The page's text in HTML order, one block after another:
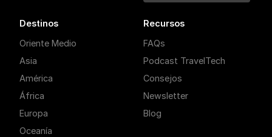
Destinos
Oriente Medio
Asia
América
África
Europa
Oceanía
Recursos
FAQs
Podcast TravelTech
Consejos
Newsletter
Blog